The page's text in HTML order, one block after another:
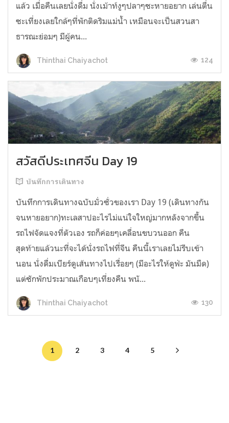
แล้ว เมื่อคืนเลยนั่งดื่ม นั่งเม้าท์งูๆปลาๆซะหายอยาก เล่นตื่น
ซะเที่ยงเลยใกล้ๆที่พักติดริมแม่น้ำ เหมือนจะเป็นสวนสา
ธารณะย่อมๆ มีผู้คน...
Thinthai Chaiyachot 124
สวัสดีประเทศจีน Day 19
บันทึกการเดินทาง
บันทึกการเดินทางฉบับมั่วซั่วของเรา Day 19 (เดินทางกัน
จนหายอยาก)ทะเลสาปอะไรไม่แน่ใจใหญ่มากหลังจากขึ้น
รถไฟจัดแจงที่ตัวเอง รถก็ค่อยๆเคลื่อนขบวนออก คืน
สุดท้ายแล้วนะที่จะได้นั่งรถไฟที่จีน คืนนี้เราเลยไม่รีบเข้า
นอน นั่งดื่มเบียร์ดูเส้นทางไปเรื่อยๆ (มีอะไรให้ดูฟ่ะ มันมืด)
แต่ซักพักประมาณเกือบๆเที่ยงคืน พนั...
Thinthai Chaiyachot 130
1 2 3 4 5